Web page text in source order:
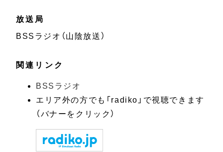
放送局
BSSラジオ（山陰放送）
関連リンク
BSSラジオ
エリア外の方でも「radiko」で視聴できます
（バナーをクリック）